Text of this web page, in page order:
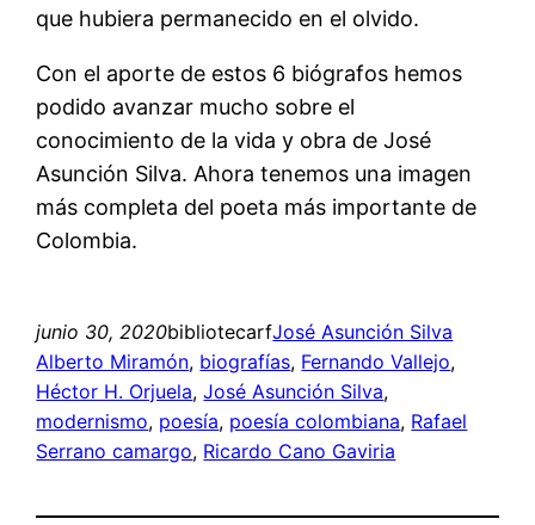
que hubiera permanecido en el olvido.
Con el aporte de estos 6 biógrafos hemos
podido avanzar mucho sobre el
conocimiento de la vida y obra de José
Asunción Silva. Ahora tenemos una imagen
más completa del poeta más importante de
Colombia.
junio 30, 2020bibliotecarfJosé Asunción Silva
Alberto Miramón, biografías, Fernando Vallejo
Héctor H. Orjuela, José Asunción Silva
modernismo, poesía, poesía colombiana, Rafael
Serrano camargo, Ricardo Cano Gaviria